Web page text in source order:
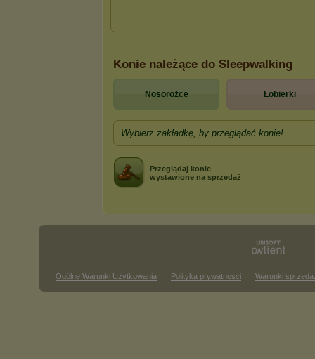
Konie należące do Sleepwalking
Nosorożce Łobierki
Wybierz zakładkę, by przeglądać konie!
Przeglądaj konie
wystawione na sprzedaż
Ogólne Warunki Użytkowania Polityka prywatności Warunki